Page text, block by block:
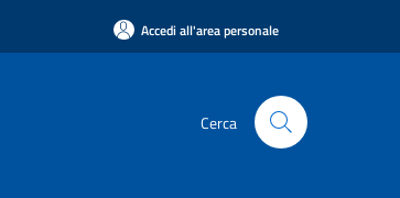
Accedi all'area personale
Cerca